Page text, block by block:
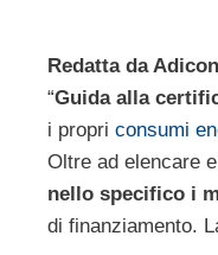
Redatta da
“Guida alla
i propri consumi
Oltre ad elencare
nello specifico i
di finanziamento.